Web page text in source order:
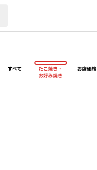
すべて
たこ焼き・
お好み焼き
お店価格